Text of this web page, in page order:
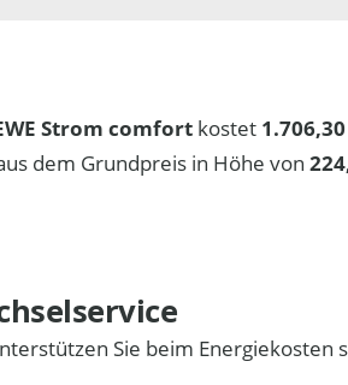
Strom comfort kostet
dem Grundpreis in Höhe von
Sie beim Energiekosten